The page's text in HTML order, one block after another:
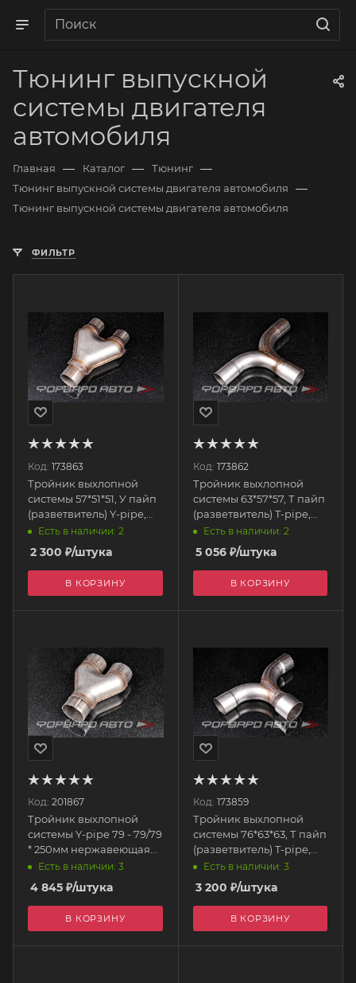
Тюнинг выпускной
системы двигателя
автомобиля
Главная — Каталог — Тюнинг —
Тюнинг выпускной системы двигателя автомобиля —
Тюнинг выпускной системы двигателя автомобиля
ФИЛЬТР
Код: 173863
Тройник выхлопной
системы 57*51*51, У пайп
(разветвитель) Y-pipe,
нерж. Y5751 FORTLUFT
Есть в наличии: 2
2 300 ₽/штука
В КОРЗИНУ
Код: 173862
Тройник выхлопной
системы 63*57*57, Т пайп
(разветвитель) T-pipe,
нерж. t6357 FORTLUFT
Есть в наличии: 2
5 056₽/штука
В КОРЗИНУ
Код: 201867
Тройник выхлопной
системы Y-pipe 79 - 79/79
* 250мм нержавеющая
сталь EPEXY2210Y
Есть в наличии: 3
4 845 ₽/штука
В КОРЗИНУ
Код: 173859
Тройник выхлопной
системы 76*63*63, Т пайп
(разветвитель) T-pipe,
нерж. t7663 FORTLUFT
Есть в наличии: 3
3 200 ₽/штука
В КОРЗИНУ